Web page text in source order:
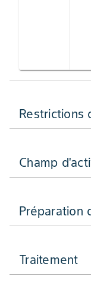
Restrictions
Champ
Préparation
Traitement